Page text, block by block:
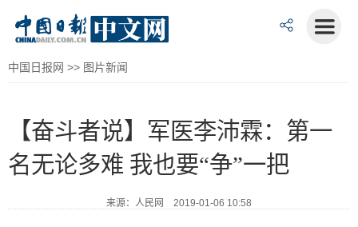
中国日报网 >> 图片新闻
【奋斗者说】军医李沛霖：第一
名无论多难 我也要“争”一把
来源：人民网 2019-01-06 10:58